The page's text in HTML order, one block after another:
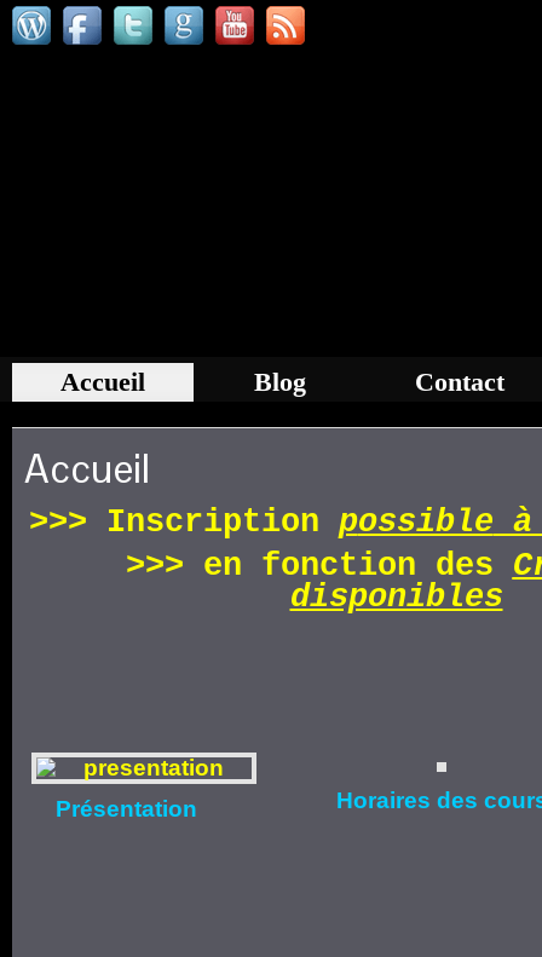
Accueil Blog Contact
Accueil
>>> Inscription possible à
>>> en fonction des
disponibles
Présentation Horaires des